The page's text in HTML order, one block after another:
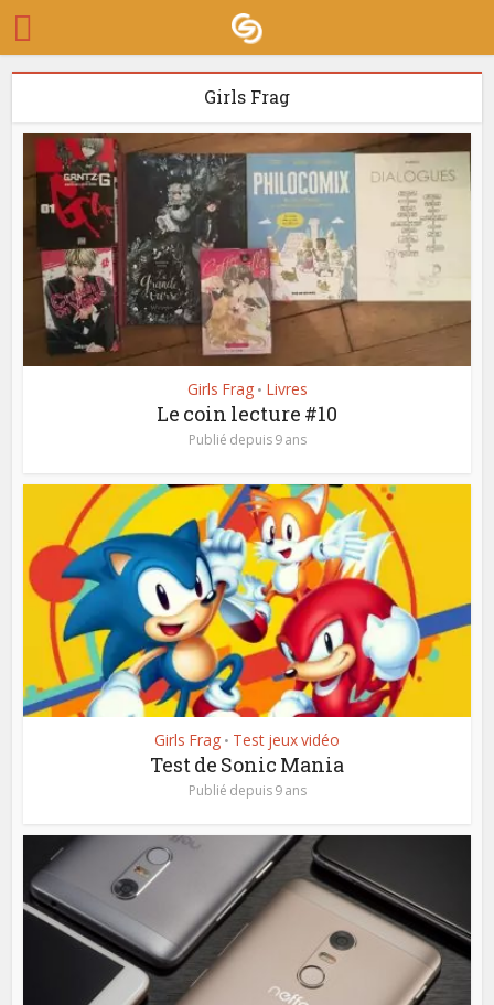
Girls Frag
Girls Frag • Livres
Le coin lecture #10
Publié depuis 9 ans
Girls Frag • Test jeux vidéo
Test de Sonic Mania
Publié depuis 9 ans